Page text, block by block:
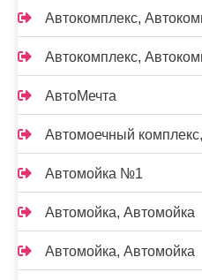
Автокомплекс,
Автокомплекс,
АвтоМечта
Автомоечный
Автомойка №1
Автомойка, Автомойка
Автомойка, Автомойка